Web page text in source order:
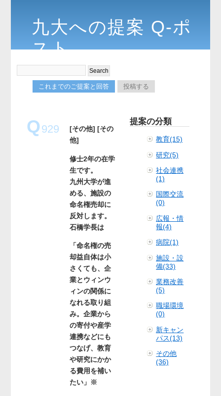
九大への提案 Q-ポ
スト
これまでのご提案と回答 投稿する
Q929 [その他] [その
他]
修士2年の在学
生です。
九州大学が進
める、施設の
命名権売却に
反対します。
石橋学長は
「命名権の売
却益自体は小
さくても、企
業とウィンウ
ィンの関係に
なれる取り組
み。企業から
の寄付や産学
連携などにも
つなげ、教育
や研究にかか
る費用を補い
たい」※
提案の分類
教育(15)
研究(5)
社会連携
(1)
国際交流
(0)
広報・情
報(4)
病院(1)
施設・設
備(33)
業務改善
(5)
職場環境
(0)
新キャン
パス(13)
その他
(36)